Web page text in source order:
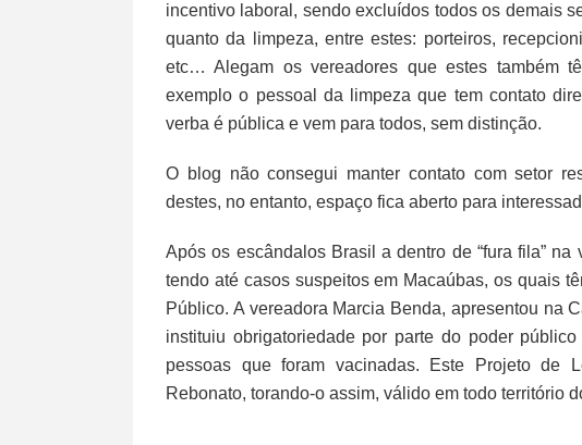
incentivo laboral, sendo excluídos todos os demais
quanto da limpeza, entre estes: porteiros,
etc… Alegam os vereadores que estes também
exemplo o pessoal da limpeza que tem contato
verba é pública e vem para todos, sem distinção.
O blog não consegui manter contato com setor
destes, no entanto, espaço fica aberto para
Após os escândalos Brasil a dentro de “fura fila”
tendo até casos suspeitos em Macaúbas, os quais
Público. A vereadora Marcia Benda, apresentou na
instituiu obrigatoriedade por parte do poder
pessoas que foram vacinadas. Este Projeto de
Rebonato, torando-o assim, válido em todo território